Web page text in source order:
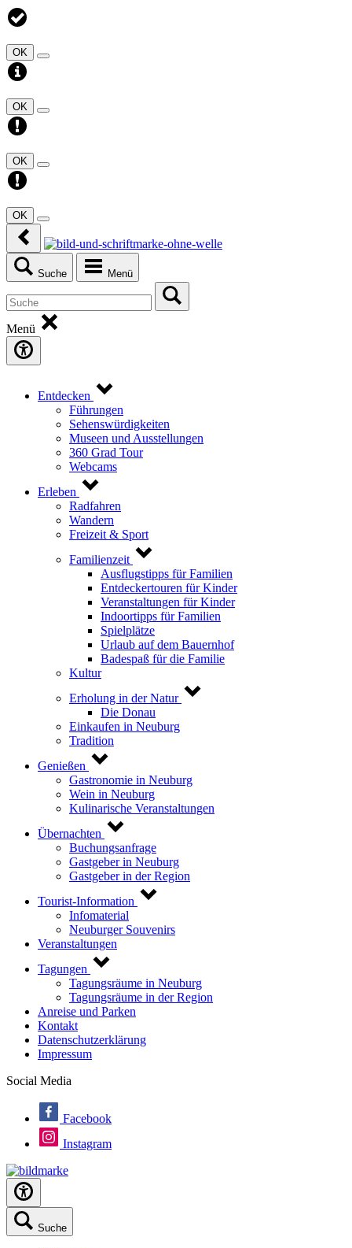
OK
OK
OK
OK
Suche Menü
Menü
Entdecken
Führungen
Sehenswürdigkeiten
Museen und Ausstellungen
360 Grad Tour
Webcams
Erleben
Radfahren
Wandern
Freizeit & Sport
Familienzeit
Ausflugstipps für Familien
Entdeckertouren für Kinder
Veranstaltungen für Kinder
Indoortipps für Familien
Spielplätze
Urlaub auf dem Bauernhof
Badespaß für die Familie
Kultur
Erholung in der Natur
Die Donau
Einkaufen in Neuburg
Tradition
Genießen
Gastronomie in Neuburg
Wein in Neuburg
Kulinarische Veranstaltungen
Übernachten
Buchungsanfrage
Gastgeber in Neuburg
Gastgeber in der Region
Tourist-Information
Infomaterial
Neuburger Souvenirs
Veranstaltungen
Tagungen
Tagungsräume in Neuburg
Tagungsräume in der Region
Anreise und Parken
Kontakt
Datenschutzerklärung
Impressum
Social Media
Facebook
Instagram
Suche